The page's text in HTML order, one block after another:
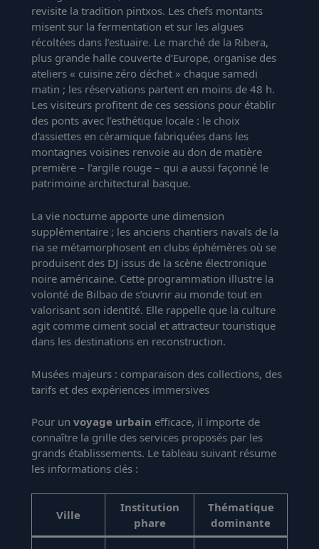
revisite la tradition pintxos. Les chefs montants
misent sur la fermentation et sur les algues
récoltées dans l’estuaire. Le marché de la Ribera,
plus grande halle couverte d’Europe, organise des
ateliers « cuisine zéro déchet » chaque samedi
matin ; les réservations partent en moins de 48 h.
Les visiteurs profitent de ces sessions pour établir
des ponts avec l’esthétique locale : le choix
d’assiettes en céramique fabriquées dans les
montagnes voisines renvoie au don de matière
première – l’argile rouge – qui a aussi façonné le
patrimoine architectural basque.
La vie nocturne apporte une dimension
supplémentaire ; les anciens chantiers navals de la
ria se métamorphosent en clubs éphémères où se
produisent des DJ issus de la scène électronique
noire américaine. Cette programmation illustre la
volonté de Bilbao de s’ouvrir au monde tout en
valorisant son identité. Elle rappelle que la culture
agit comme ciment social et attracteur touristique
dans les destinations en reconstruction.
Musées majeurs : comparaison des collections, des
tarifs et des expériences immersives
Pour un voyage urbain efficace, il importe de
connaître la grille des services proposés par les
grands établissements. Le tableau suivant résume
les informations clés :
Ville
Institution
phare
Thématique
dominante